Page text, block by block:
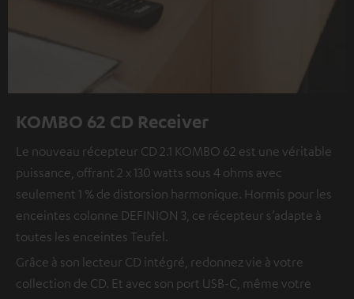
KOMBO 62 CD Receiver
Le nouveau récepteur CD 2.1 KOMBO 62 est une véritable
puissance, offrant 2 x 130 watts sous 4 ohms avec
seulement 1 % de distorsion harmonique. Hormis pour les
enceintes colonne DEFINION 3, ce récepteur s’adapte à
toutes les enceintes Teufel.
Grâce à son lecteur CD intégré, redonnez vie à votre
collection de CD. Et avec son port USB-C, même votre